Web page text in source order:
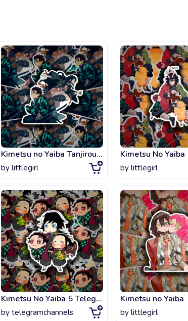
Kimetsu no Yaiba Tanjirou and Nezuko
by littlegirl
Kimetsu No Yaiba 5 Telegram Sticker
by telegramchannels
Kimetsu No Yaiba
by littlegirl
Kimetsu no Yaiba
by littlegirl